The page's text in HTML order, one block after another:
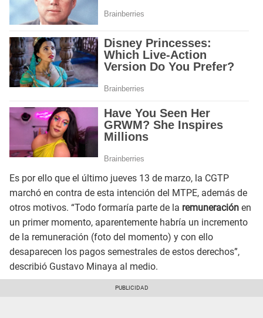
Es por ello que el último jueves 13 de marzo, la CGTP
marchó en contra de esta intención del MTPE, además de
otros motivos. “Todo formaría parte de la remuneración en
un primer momento, aparentemente habría un incremento
de la remuneración (foto del momento) y con ello
desaparecen los pagos semestrales de estos derechos”,
describió Gustavo Minaya al medio.